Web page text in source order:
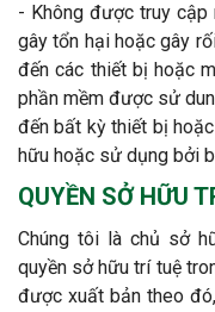
- Không được truy cập
gây tổn hại hoặc gây
đến các thiết bị hoặc
phần mềm được sử
đến bất kỳ thiết bị
hữu hoặc sử dụng bởi
QUYỀN SỞ HỮU
Chúng tôi là chủ sở
quyền sở hữu trí tuệ
được xuất bản theo